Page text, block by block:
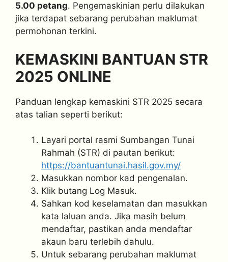
5.00 petang. Pengemaskinian perlu dilakukan
jika terdapat sebarang perubahan maklumat
permohonan terkini.
KEMASKINI BANTUAN STR
2025 ONLINE
Panduan lengkap kemaskini STR 2025 secara
atas talian seperti berikut:
Layari portal rasmi Sumbangan Tunai
Rahmah (STR) di pautan berikut:
https://bantuantunai.hasil.gov.my/
Masukkan nombor kad pengenalan.
Klik butang Log Masuk.
Sahkan kod keselamatan dan masukkan
kata laluan anda. Jika masih belum
mendaftar, pastikan anda mendaftar
akaun baru terlebih dahulu.
Untuk sebarang perubahan maklumat